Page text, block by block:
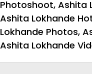
Photoshoot, Ashita
Ashita Lokhande
Lokhande Photos,
Ashita Lokhande